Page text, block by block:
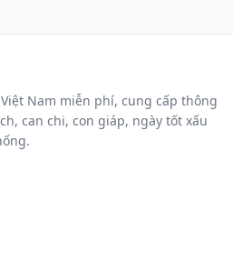
Nam miễn phí, cung cấp thông
can chi, con giáp, ngày tốt xấu